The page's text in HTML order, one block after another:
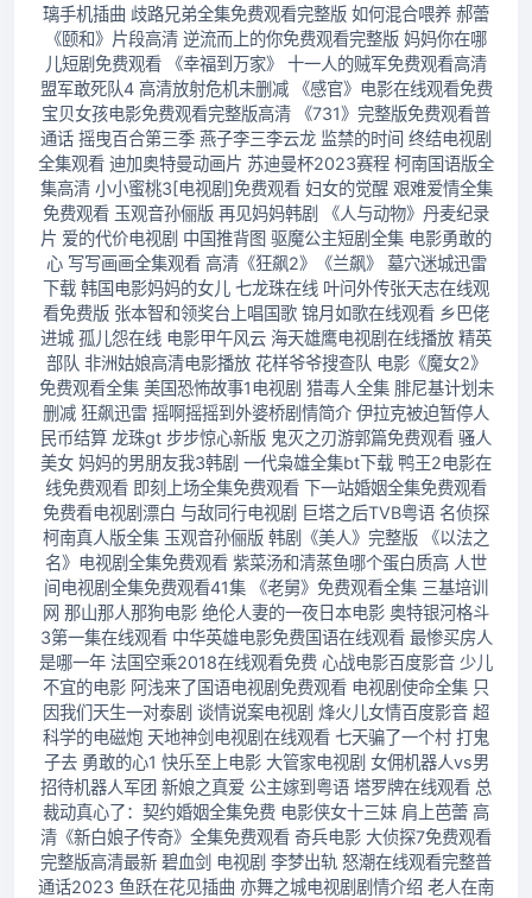
璃手机插曲 歧路兄弟全集免费观看完整版 如何混合喂养 郝蕾
《颐和》片段高清 逆流而上的你免费观看完整版 妈妈你在哪
儿短剧免费观看 《幸福到万家》 十一人的贼军免费观看高清
盟军敢死队4 高清放射危机未删减 《感官》电影在线观看免费
宝贝女孩电影免费观看完整版高清 《731》完整版免费观看普
通话 摇曳百合第三季 燕子李三李云龙 监禁的时间 终结电视剧
全集观看 迪加奥特曼动画片 苏迪曼杯2023赛程 柯南国语版全
集高清 小小蜜桃3[电视剧]免费观看 妇女的觉醒 艰难爱情全集
免费观看 玉观音孙俪版 再见妈妈韩剧 《人与动物》丹麦纪录
片 爱的代价电视剧 中国推背图 驱魔公主短剧全集 电影勇敢的
心 写写画画全集观看 高清《狂飙2》《兰飙》 墓穴迷城迅雷
下载 韩国电影妈妈的女儿 七龙珠在线 叶问外传张天志在线观
看免费版 张本智和领奖台上唱国歌 锦月如歌在线观看 乡巴佬
进城 孤儿怨在线 电影甲午风云 海天雄鹰电视剧在线播放 精英
部队 非洲姑娘高清电影播放 花样爷爷搜查队 电影《魔女2》
免费观看全集 美国恐怖故事1电视剧 猎毒人全集 腓尼基计划未
删减 狂飙迅雷 摇啊摇摇到外婆桥剧情简介 伊拉克被迫暂停人
民币结算 龙珠gt 步步惊心新版 鬼灭之刃游郭篇免费观看 骚人
美女 妈妈的男朋友我3韩剧 一代枭雄全集bt下载 鸭王2电影在
线免费观看 即刻上场全集免费观看 下一站婚姻全集免费观看
免费看电视剧漂白 与敌同行电视剧 巨塔之后TVB粤语 名侦探
柯南真人版全集 玉观音孙俪版 韩剧《美人》完整版 《以法之
名》电视剧全集免费观看 紫菜汤和清蒸鱼哪个蛋白质高 人世
间电视剧全集免费观看41集 《老舅》免费观看全集 三基培训
网 那山那人那狗电影 绝伦人妻的一夜日本电影 奥特银河格斗
3第一集在线观看 中华英雄电影免费国语在线观看 最惨买房人
是哪一年 法国空乘2018在线观看免费 心战电影百度影音 少儿
不宜的电影 阿浅来了国语电视剧免费观看 电视剧使命全集 只
因我们天生一对泰剧 谈情说案电视剧 烽火儿女情百度影音 超
科学的电磁炮 天地神剑电视剧在线观看 七天骗了一个村 打鬼
子去 勇敢的心1 快乐至上电影 大管家电视剧 女佣机器人vs男
招待机器人军团 新娘之真爱 公主嫁到粤语 塔罗牌在线观看 总
裁动真心了：契约婚姻全集免费 电影侠女十三妹 肩上芭蕾 高
清《新白娘子传奇》全集免费观看 奇兵电影 大侦探7免费观看
完整版高清最新 碧血剑 电视剧 李梦出轨 怒潮在线观看完整普
通话2023 鱼跃在花见插曲 亦舞之城电视剧剧情介绍 老人在南